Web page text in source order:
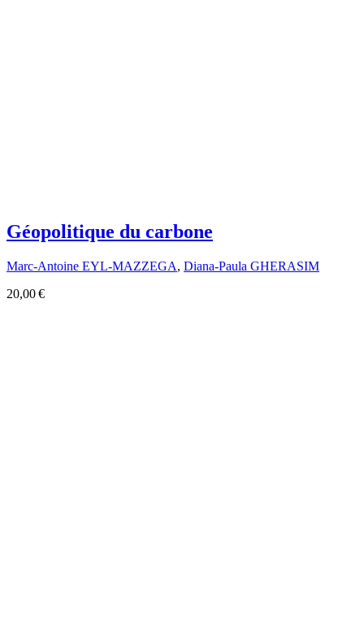
Géopolitique du carbone
Marc-Antoine EYL-MAZZEGA, Diana-Paula GHERASIM
20,00 €